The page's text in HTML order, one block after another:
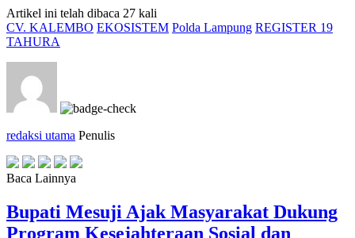
Artikel ini telah dibaca 27 kali
CV. KALEMBO EKOSISTEM Polda Lampung REGISTER 19
TAHURA
redaksi utama Penulis
Baca Lainnya
Bupati Mesuji Ajak Masyarakat Dukung
Program Kesejahteraan Sosial dan